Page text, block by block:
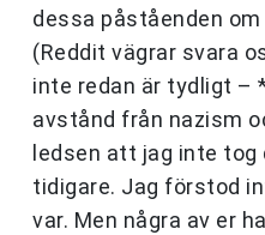
dessa påståenden
(Reddit vägrar svara
inte redan är tydligt
avstånd från nazism
ledsen att jag inte
tidigare. Jag förstod
var. Men några av er